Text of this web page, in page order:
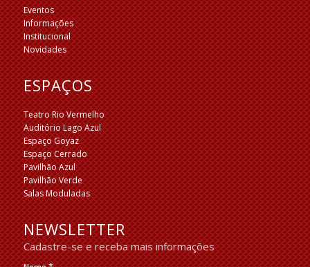
Eventos
Informações
Institucional
Novidades
ESPAÇOS
Teatro Rio Vermelho
Auditório Lago Azul
Espaço Goyaz
Espaço Cerrado
Pavilhão Azul
Pavilhão Verde
Salas Moduladas
NEWSLETTER
Cadastre-se e receba mais informações